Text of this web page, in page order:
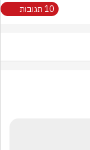
10 תגובות